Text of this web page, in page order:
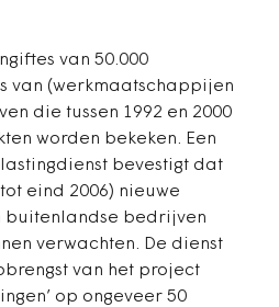
van 50.000
van (werkmaatschappijen
die tussen 1992 en 2000
worden bekeken. Een
bevestigt dat
eind 2006) nieuwe
buitenlandse bedrijven
verwachten. De dienst
van het project
op ongeveer 50